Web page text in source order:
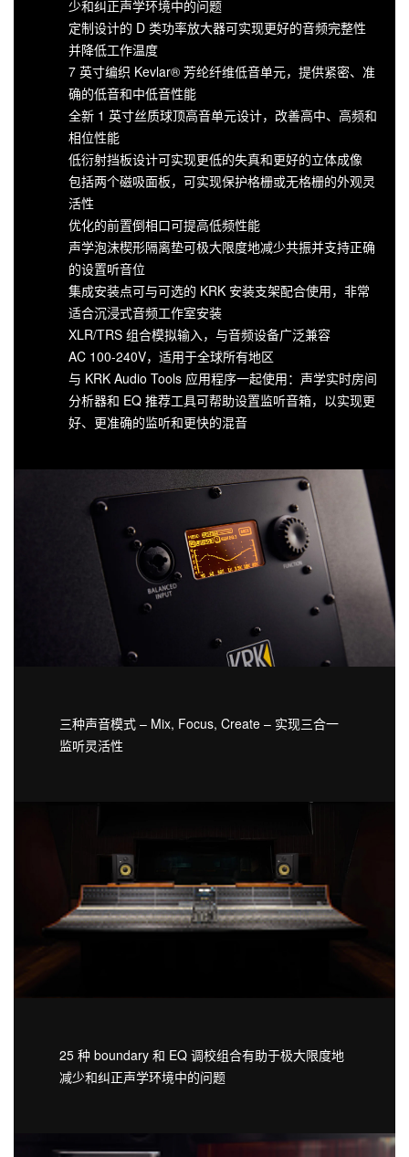
少和纠正声学环境中的问题
定制设计的 D 类功率放大器可实现更好的音频完整性
并降低工作温度
7 英寸编织 Kevlar® 芳纶纤维低音单元，提供紧密、准
确的低音和中低音性能
全新 1 英寸丝质球顶高音单元设计，改善高中、高频和
相位性能
低衍射挡板设计可实现更低的失真和更好的立体成像
包括两个磁吸面板，可实现保护格栅或无格栅的外观灵
活性
优化的前置倒相口可提高低频性能
声学泡沫楔形隔离垫可极大限度地减少共振并支持正确
的设置听音位
集成安装点可与可选的 KRK 安装支架配合使用，非常
适合沉浸式音频工作室安装
XLR/TRS 组合模拟输入，与音频设备广泛兼容
AC 100-240V，适用于全球所有地区
与 KRK Audio Tools 应用程序一起使用：声学实时房间
分析器和 EQ 推荐工具可帮助设置监听音箱，以实现更
好、更准确的监听和更快的混音
三种声音模式 – Mix, Focus, Create – 实现三合一
监听灵活性
25 种 boundary 和 EQ 调校组合有助于极大限度地
减少和纠正声学环境中的问题